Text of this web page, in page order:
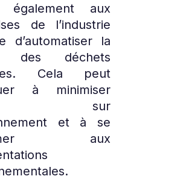
également aux
de l’industrie
d’automatiser la
des déchets
Cela peut
à minimiser
sur
et à se
aux